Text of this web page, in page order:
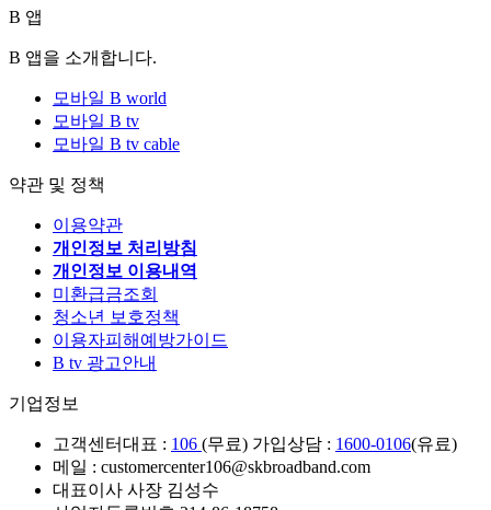
B 앱
B 앱을 소개합니다.
모바일 B world
모바일 B tv
모바일 B tv cable
약관 및 정책
이용약관
개인정보 처리방침
개인정보 이용내역
미환급금조회
청소년 보호정책
이용자피해예방가이드
B tv 광고안내
기업정보
고객센터대표 : 106 (무료) 가입상담 : 1600-0106(유료)
메일 : customercenter106@skbroadband.com
대표이사 사장 김성수